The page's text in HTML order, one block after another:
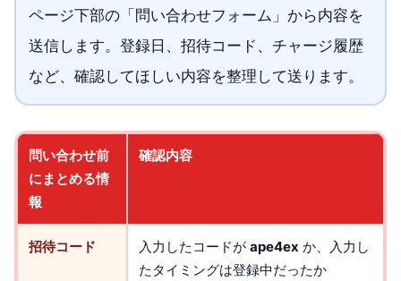
ページ下部の「問い合わせフォーム」から内容を
送信します。登録日、招待コード、チャージ履歴
など、確認してほしい内容を整理して送ります。
問い合わせ前
にまとめる情
報
確認内容
招待コード 入力したコードが ape4ex か、入力し
たタイミングは登録中だったか